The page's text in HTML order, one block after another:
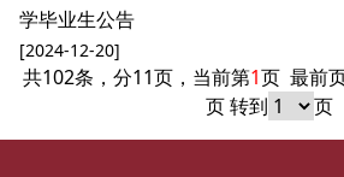
学毕业生公告
[2024-12-20]
共102条，分11页，当前第1页 最前
页转到 页